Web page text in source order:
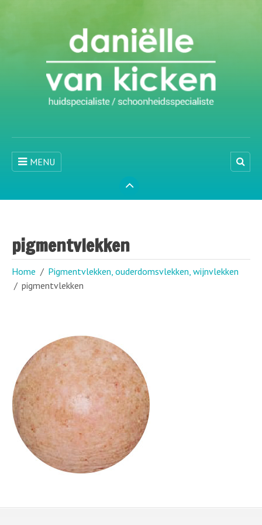
MENU
pigmentvlekken
Home
Pigmentvlekken, ouderdomsvlekken, wijnvlekken
pigmentvlekken